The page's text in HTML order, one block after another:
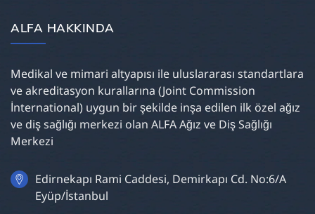
ALFA HAKKINDA
Medikal ve mimari altyapısı ile uluslararası standartlara
ve akreditasyon kurallarına (Joint Commission
İnternational) uygun bir şekilde inşa edilen ilk özel ağız
ve diş sağlığı merkezi olan ALFA Ağız ve Diş Sağlığı
Merkezi
Edirnekapı Rami Caddesi, Demirkapı Cd. No:6/A
Eyüp/İstanbul